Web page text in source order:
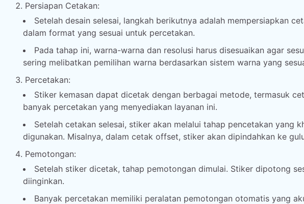
Persiapan Cetakan:
Setelah desain selesai, langkah berikutnya adalah mempersiapkan
dalam format yang sesuai untuk percetakan.
Pada tahap ini, warna-warna dan resolusi harus disesuaikan agar
sering melibatkan pemilihan warna berdasarkan sistem warna yang
Percetakan:
Stiker kemasan dapat dicetak dengan berbagai metode, termasuk
banyak percetakan yang menyediakan layanan ini.
Setelah cetakan selesai, stiker akan melalui tahap pencetakan yang
digunakan. Misalnya, dalam cetak offset, stiker akan dipindahkan ke
Pemotongan:
Setelah stiker dicetak, tahap pemotongan dimulai. Stiker dipotong
diinginkan.
Banyak percetakan memiliki peralatan pemotongan otomatis yang